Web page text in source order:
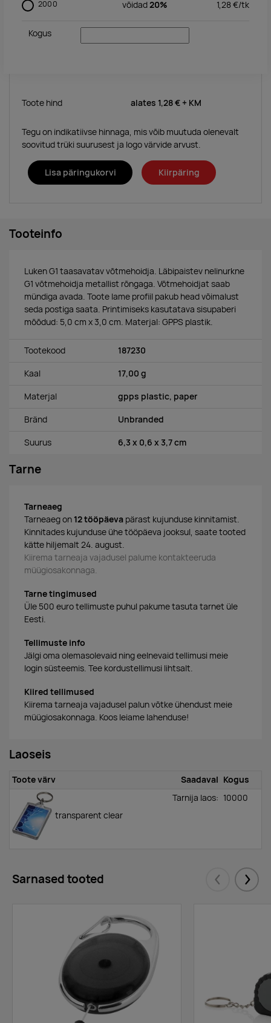
2000 võidad20% 1,28€/tk
Kogus
Toote hind alates 1,28 € + KM
Tegu on indikatiivse hinnaga, mis võib muutuda olenevalt
soovitud trüki suurusest ja logo värvide arvust.
Lisa päringukorvi Kiirpäring
Tooteinfo
Luken G1 taasavatav võtmehoidja. Läbipaistev nelinurkne
G1 võtmehoidja metallist rõngaga. Võtmehoidjat saab
mündiga avada. Toote lame profiil pakub head võimalust
seda postiga saata. Printimiseks kasutatava sisupaberi
mõõdud: 5,0 cm x 3,0 cm. Materjal: GPPS plastik.
Tootekood 187230
Kaal 17,00 g
Materjal gpps plastic, paper
Bränd Unbranded
Suurus 6,3 x 0,6 x 3,7 cm
Tarne
Tarneaeg
Tarneaeg on 12 tööpäeva pärast kujunduse kinnitamist.
Kinnitades kujunduse ühe tööpäeva jooksul, saate tooted
kätte hiljemalt 24. august.
Kiirema tarneaja vajadusel palume kontakteeruda
müügiosakonnaga.
Tarne tingimused
Üle 500 euro tellimuste puhul pakume tasuta tarnet üle
Eesti.
Tellimuste info
Jälgi oma olemasolevaid ning eelnevaid tellimusi meie
login süsteemis. Tee kordustellimusi lihtsalt.
Kiired tellimused
Kiirema tarneaja vajadusel palun võtke ühendust meie
müügiosakonnaga. Koos leiame lahenduse!
Laoseis
Toote värv Saadaval Kogus
transparent clear
Tarnija laos: 10000
Sarnased tooted Eelmised